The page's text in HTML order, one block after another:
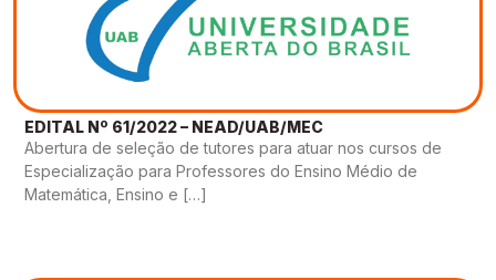
EDITAL Nº 61/2022 – NEAD/UAB/MEC
Abertura de seleção de tutores para atuar nos cursos de
Especialização para Professores do Ensino Médio de
Matemática, Ensino e […]